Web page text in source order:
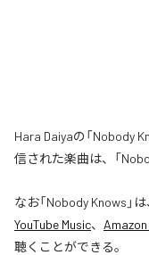
Hara Daiyaの「Nobody
信された楽曲は、「
なお「Nobody Knows 」は
YouTube Music、
聴くことができる。